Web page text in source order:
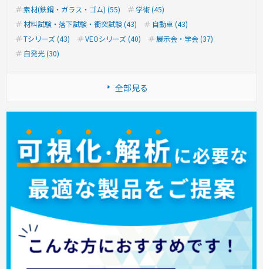
素材(鉄鋼・ガラス・ゴム) (55)
学術 (45)
材料試験・落下試験・衝突試験 (43)
自動車 (43)
Tシリーズ (43)
VEOシリーズ (40)
展示会・学会 (37)
自発光 (30)
全部見る